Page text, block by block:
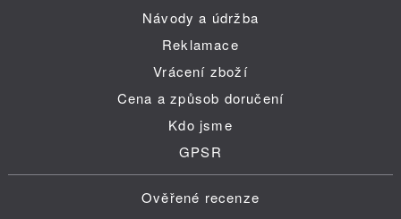
Návody a údržba
Reklamace
Vrácení zboží
Cena a způsob doručení
Kdo jsme
GPSR
Ověřené recenze